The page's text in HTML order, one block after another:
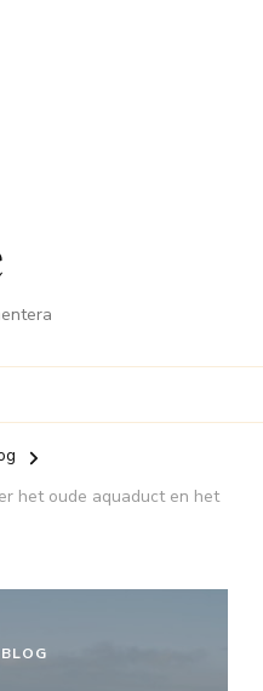
het oude aquaduct en het